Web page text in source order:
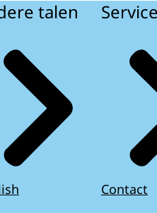
talen Service
Contact